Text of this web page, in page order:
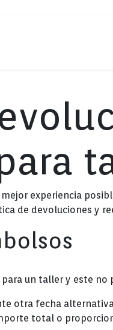
experiencia
de devoluciones y
un taller y este
otra fecha
total o